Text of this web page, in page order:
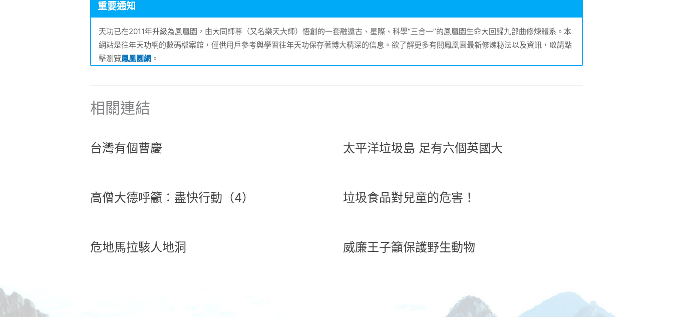
重要通知
天功已在2011年升級為鳳凰園，由大同師尊（又名樂天大師）悟創的一套融遠古、星際、科學“三合一”的鳳凰園生命大回歸九部曲修煉體系。本
網站是往年天功網的數碼檔案館，僅供用戶參考與學習往年天功保存著博大精深的信息。欲了解更多有關鳳凰園最新修煉秘法以及資訊，敬請點
擊瀏覽鳳凰園網 。
相關連結
台灣有個曹慶 太平洋垃圾島 足有六個英國大
高僧大德呼籲：盡快行動（4） 垃圾食品對兒童的危害！
危地馬拉駭人地洞 威廉王子籲保護野生動物